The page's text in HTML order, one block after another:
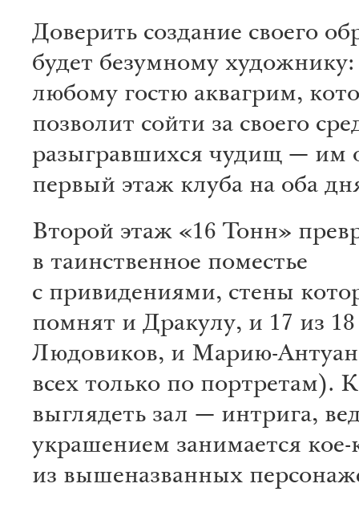
Доверить создание своего
будет безумному художнику:
любому гостю аквагрим,
позволит сойти за своего
разыгравшихся чудищ — им
первый этаж клуба на оба
Второй этаж «16 Тонн»
в таинственное поместье
с привидениями, стены
помнят и Дракулу, и 17 из 18
Людовиков, и Марию-
всех только по портретам).
выглядеть зал — интрига,
украшением занимается кое-
из вышеназванных